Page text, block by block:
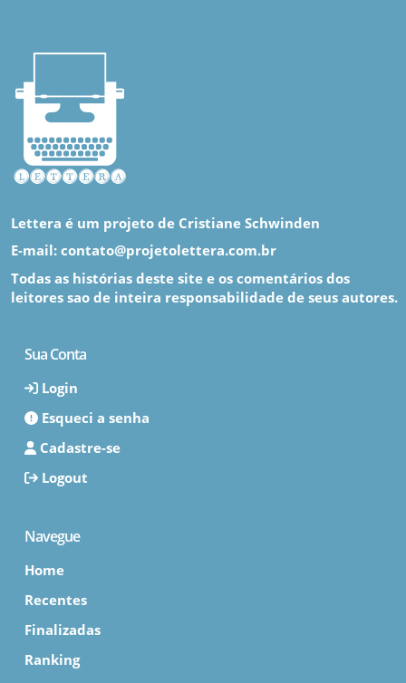
Lettera é um projeto de Cristiane Schwinden
E-mail: contato@projetolettera.com.br
Todas as histórias deste site e os comentários dos
leitores sao de inteira responsabilidade de seus autores.
Sua Conta
Login
Esqueci a senha
Cadastre-se
Logout
Navegue
Home
Recentes
Finalizadas
Ranking